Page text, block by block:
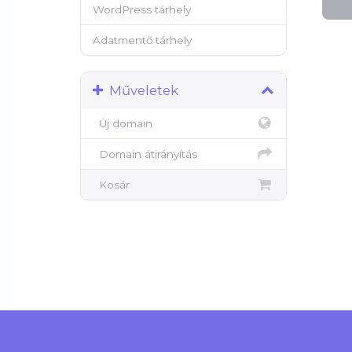
WordPress tárhely
Adatmentő tárhely
Műveletek
Új domain
Domain átirányítás
Kosár